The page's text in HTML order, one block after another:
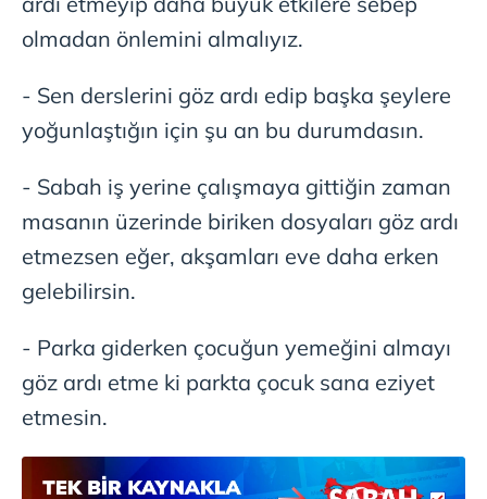
olmadan önlemini almalıyız.
- Sen derslerini göz ardı edip başka şeylere
yoğunlaştığın için şu an bu durumdasın.
- Sabah iş yerine çalışmaya gittiğin zaman
masanın üzerinde biriken dosyaları göz ardı
etmezsen eğer, akşamları eve daha erken
gelebilirsin.
- Parka giderken çocuğun yemeğini almayı
göz ardı etme ki parkta çocuk sana eziyet
etmesin.